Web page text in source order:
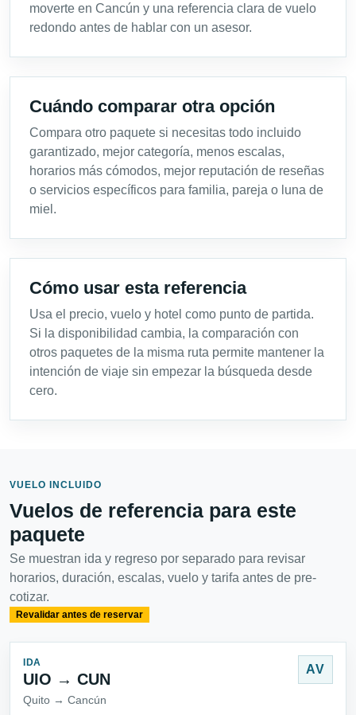
moverte en Cancún y una referencia clara de vuelo
redondo antes de hablar con un asesor.
Cuándo comparar otra opción
Compara otro paquete si necesitas todo incluido
garantizado, mejor categoría, menos escalas,
horarios más cómodos, mejor reputación de reseñas
o servicios específicos para familia, pareja o luna de
miel.
Cómo usar esta referencia
Usa el precio, vuelo y hotel como punto de partida.
Si la disponibilidad cambia, la comparación con
otros paquetes de la misma ruta permite mantener la
intención de viaje sin empezar la búsqueda desde
cero.
VUELO INCLUIDO
Vuelos de referencia para este
paquete
Se muestran ida y regreso por separado para revisar
horarios, duración, escalas, vuelo y tarifa antes de pre-
cotizar.
Revalidar antes de reservar
IDA
UIO → CUN
Quito → Cancún
AV